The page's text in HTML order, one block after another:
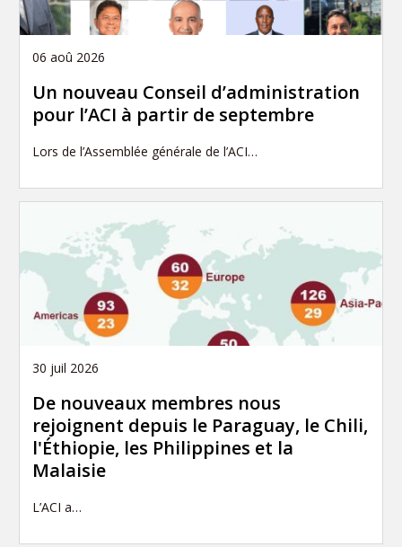
06 aoû 2026
Un nouveau Conseil d’administration
pour l’ACI à partir de septembre
Lors de l’Assemblée générale de l’ACI…
30 juil 2026
De nouveaux membres nous
rejoignent depuis le Paraguay, le Chili,
l'Éthiopie, les Philippines et la
Malaisie
L’ACI a…